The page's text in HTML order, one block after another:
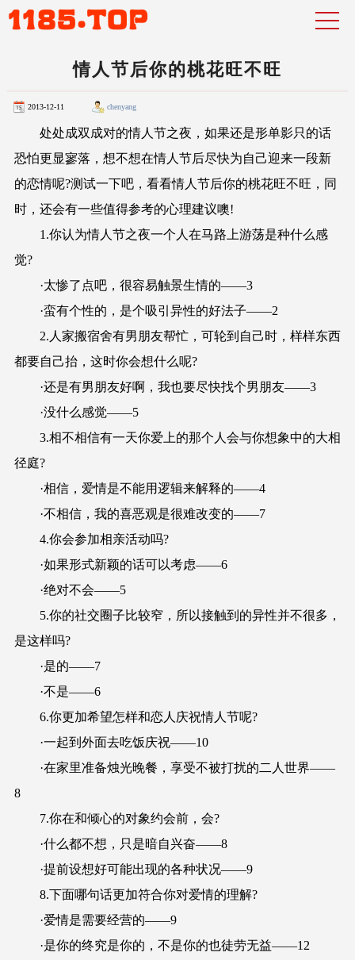
情人节后你的桃花旺不旺
2013-12-11 chenyang
处处成双成对的情人节之夜，如果还是形单影只的话
恐怕更显寥落，想不想在情人节后尽快为自己迎来一段新
的恋情呢?测试一下吧，看看情人节后你的桃花旺不旺，同
时，还会有一些值得参考的心理建议噢!
1.你认为情人节之夜一个人在马路上游荡是种什么感
觉?
·太惨了点吧，很容易触景生情的——3
·蛮有个性的，是个吸引异性的好法子——2
2.人家搬宿舍有男朋友帮忙，可轮到自己时，样样东西
都要自己抬，这时你会想什么呢?
·还是有男朋友好啊，我也要尽快找个男朋友——3
·没什么感觉——5
3.相不相信有一天你爱上的那个人会与你想象中的大相
径庭?
·相信，爱情是不能用逻辑来解释的——4
·不相信，我的喜恶观是很难改变的——7
4.你会参加相亲活动吗?
·如果形式新颖的话可以考虑——6
·绝对不会——5
5.你的社交圈子比较窄，所以接触到的异性并不很多，
是这样吗?
·是的——7
·不是——6
6.你更加希望怎样和恋人庆祝情人节呢?
·一起到外面去吃饭庆祝——10
·在家里准备烛光晚餐，享受不被打扰的二人世界——
8
7.你在和倾心的对象约会前，会?
·什么都不想，只是暗自兴奋——8
·提前设想好可能出现的各种状况——9
8.下面哪句话更加符合你对爱情的理解?
·爱情是需要经营的——9
·是你的终究是你的，不是你的也徒劳无益——12